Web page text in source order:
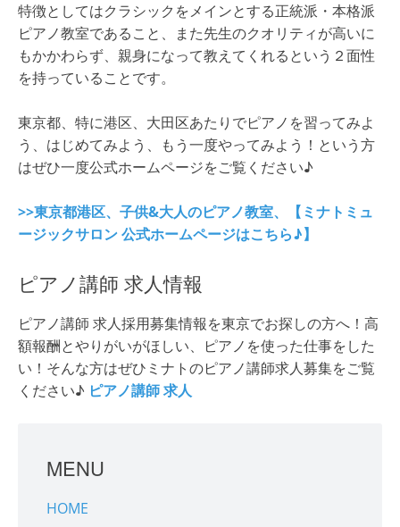
特徴としてはクラシックをメインとする正統派・本格派
ピアノ教室であること、また先生のクオリティが高いに
もかかわらず、親身になって教えてくれるという２面性
を持っていることです。
東京都、特に港区、大田区あたりでピアノを習ってみよ
う、はじめてみよう、もう一度やってみよう！という方
はぜひ一度公式ホームページをご覧ください♪
>>東京都港区、子供&大人のピアノ教室、【ミナトミュ
ージックサロン 公式ホームページはこちら♪】
ピアノ講師 求人情報
ピアノ講師 求人採用募集情報を東京でお探しの方へ！高
額報酬とやりがいがほしい、ピアノを使った仕事をした
い！そんな方はぜひミナトのピアノ講師求人募集をご覧
ください♪ ピアノ講師 求人
MENU
HOME